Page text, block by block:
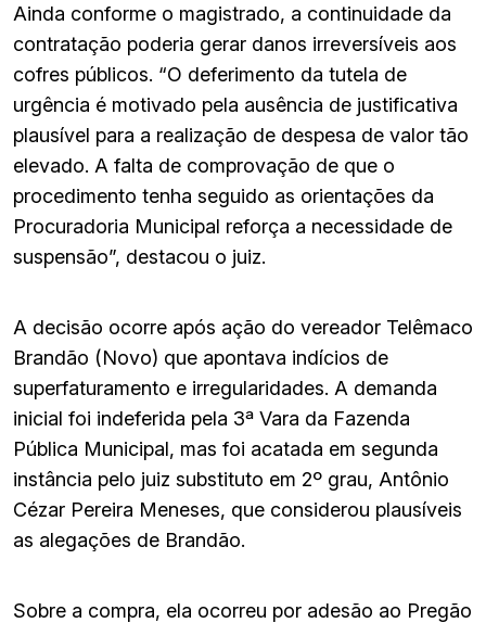
Ainda conforme o magistrado, a continuidade da
contratação poderia gerar danos irreversíveis aos
cofres públicos. “O deferimento da tutela de
urgência é motivado pela ausência de justificativa
plausível para a realização de despesa de valor tão
elevado. A falta de comprovação de que o
procedimento tenha seguido as orientações da
Procuradoria Municipal reforça a necessidade de
suspensão”, destacou o juiz.
A decisão ocorre após ação do vereador Telêmaco
Brandão (Novo) que apontava indícios de
superfaturamento e irregularidades. A demanda
inicial foi indeferida pela 3ª Vara da Fazenda
Pública Municipal, mas foi acatada em segunda
instância pelo juiz substituto em 2º grau, Antônio
Cézar Pereira Meneses, que considerou plausíveis
as alegações de Brandão.
Sobre a compra, ela ocorreu por adesão ao Pregão